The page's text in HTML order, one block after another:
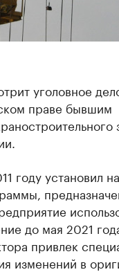
уголовное
праве бывшим
году установил на
до мая 2021
привлек
изменений в